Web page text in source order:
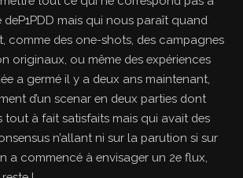
mais qui nous paraît quand
comme des one-shots, des campagnes
originaux, ou même des expériences
a germé il y a deux ans maintenant,
d’un scenar en deux parties dont
tout à fait satisfaits mais qui avait des
n’allant ni sur la parution si sur
a commencé à envisager un 2e flux,